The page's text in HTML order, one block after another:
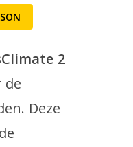
2
de
Deze